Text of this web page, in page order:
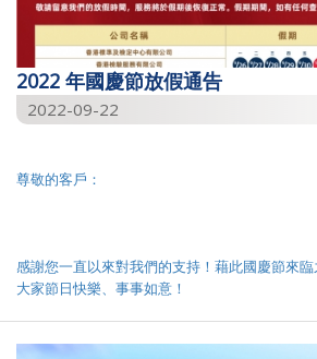
2020
2019
2022 年國慶節放假通告
2022-09-22
尊敬的客戶：
感謝您一直以來對我們的支持！藉此國慶節來
大家節日快樂、事事如意！